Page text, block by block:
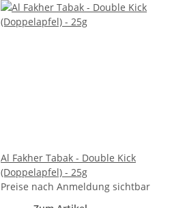
Al Fakher Tabak - Double Kick
(Doppelapfel) - 25g
Preise nach Anmeldung sichtbar